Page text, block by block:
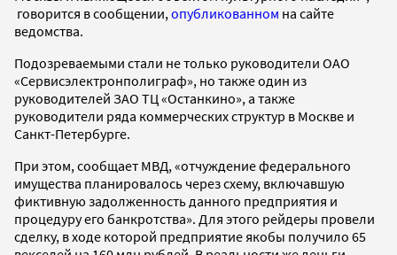
говорится в сообщении, опубликованном на сайте
ведомства.
Подозреваемыми стали не только руководители ОАО
«Сервисэлектронполиграф», но также один из
руководителей ЗАО ТЦ «Останкино», а также
руководители ряда коммерческих структур в Москве и
Санкт-Петербурге.
При этом, сообщает МВД, «отчуждение федерального
имущества планировалось через схему, включавшую
фиктивную задолженность данного предприятия и
процедуру его банкротства». Для этого рейдеры провели
сделку, в ходе которой предприятие якобы получило 65